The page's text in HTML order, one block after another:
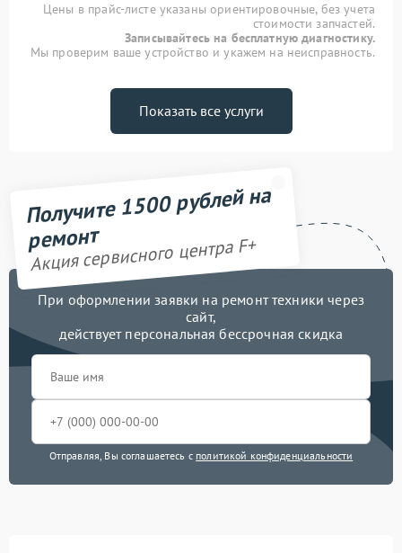
Цены в прайс-листе указаны ориентировочные, без учета
стоимости запчастей.
Записывайтесь на бесплатную диагностику.
Мы проверим ваше устройство и укажем на неисправность.
Показать все услуги
Получите 1500 рублей на
ремонт
Акция сервисного центра F+
При оформлении заявки на ремонт техники через
сайт,
действует персональная бессрочная скидка
Отправляя, Вы соглашаетесь с политикой конфиденциальности